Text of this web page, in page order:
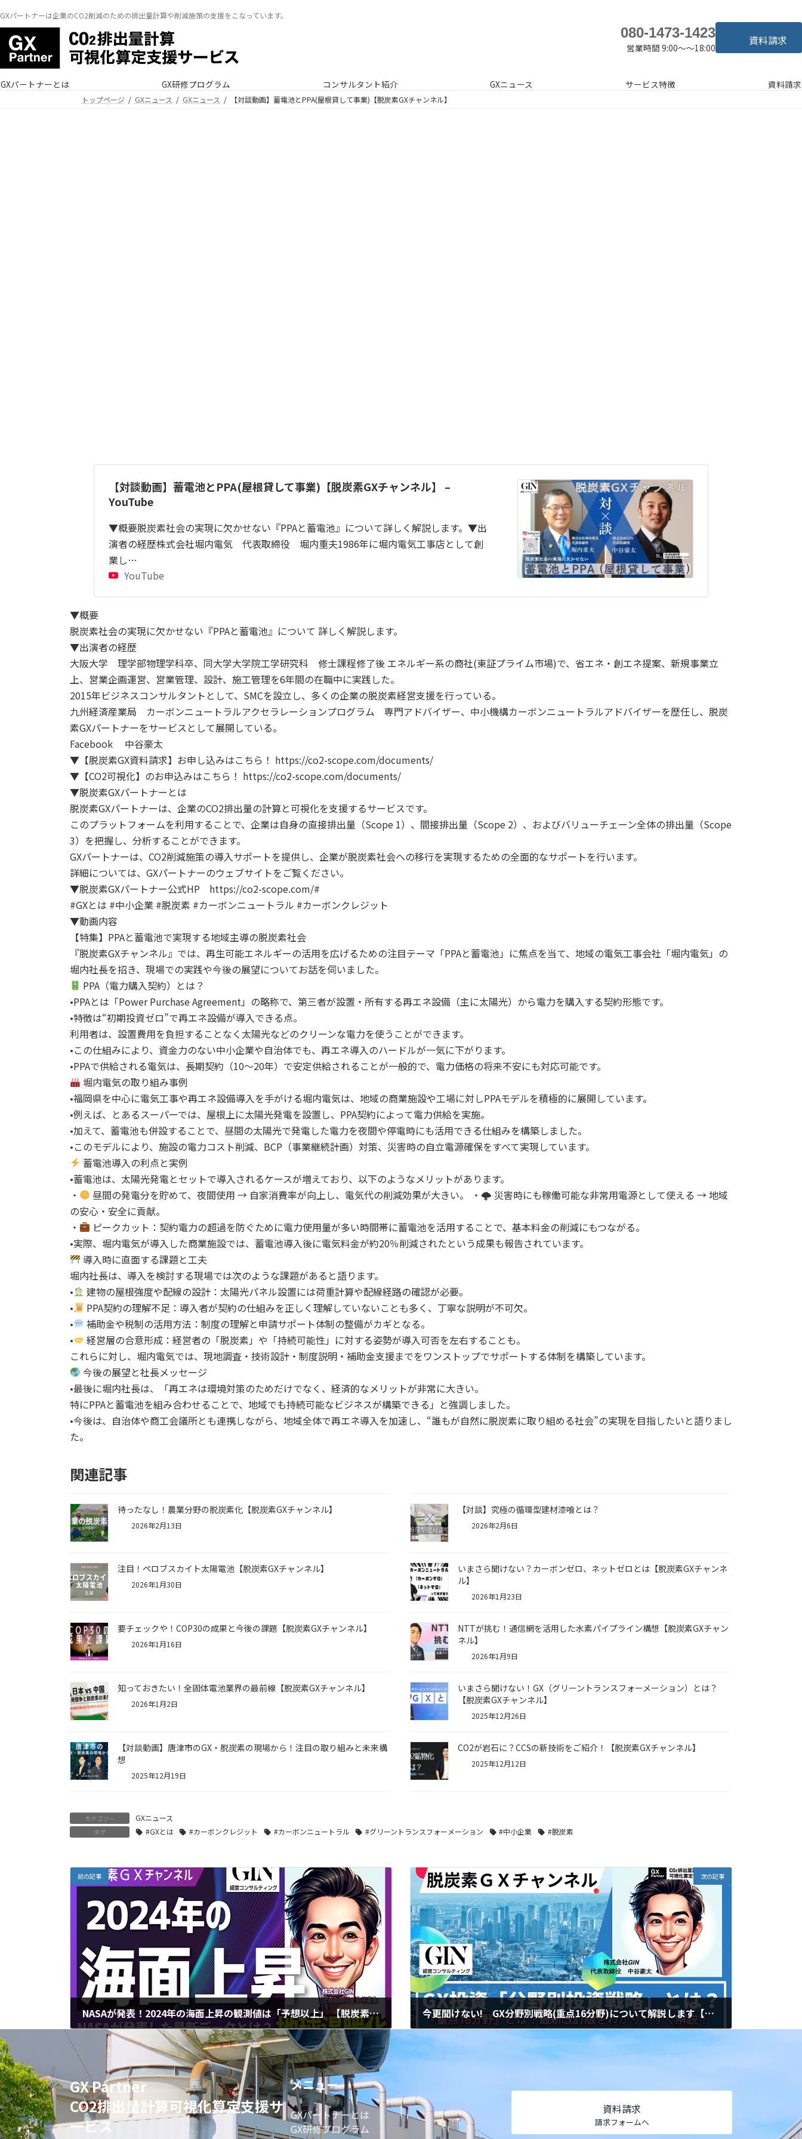
GXパートナーは企業のCO2削減のための排出量計算や削減施策の支援をこなっています。
080-1473-1423
営業時間 9:00～～18:00
資料請求
GXパートナーとは GX研修プログラム コンサルタント紹介 GXニュース サービス特徴 資料請求
トップページ GXニュース GXニュース 【対談動画】蓄電池とPPA(屋根貸して事業)【脱炭素GXチャンネル】
【対談動画】蓄電池とPPA(屋根貸して事業)【脱炭素GXチャンネル】 –
YouTube
▼概要脱炭素社会の実現に欠かせない『PPAと蓄電池』について詳しく解説します。▼出
演者の経歴株式会社堀内電気 代表取締役 堀内重夫1986年に堀内電気工事店として創
業し…
YouTube
▼概要
脱炭素社会の実現に欠かせない『PPAと蓄電池』について 詳しく解説します。
▼出演者の経歴
大阪大学 理学部物理学科卒、同大学大学院工学研究科 修士課程修了後 エネルギー系の商社(東証プライム市場)で、省エネ・創エネ提案、新規事業立
上、営業企画運営、営業管理、設計、施工管理を6年間の在職中に実践した。
2015年ビジネスコンサルタントとして、SMCを設立し、多くの企業の脱炭素経営支援を行っている。
九州経済産業局 カーボンニュートラルアクセラレーションプログラム 専門アドバイザー、中小機構カーボンニュートラルアドバイザーを歴任し、脱炭
素GXパートナーをサービスとして展開している。
Facebook 中谷豪太
▼【脱炭素GX資料請求】お申し込みはこちら！ https://co2-scope.com/documents/
▼【CO2可視化】のお申込みはこちら！ https://co2-scope.com/documents/
▼脱炭素GXパートナーとは
脱炭素GXパートナーは、企業のCO2排出量の計算と可視化を支援するサービスです。
このプラットフォームを利用することで、企業は自身の直接排出量（Scope 1）、間接排出量（Scope 2）、およびバリューチェーン全体の排出量（Scope
3）を把握し、分析することができます。
GXパートナーは、CO2削減施策の導入サポートを提供し、企業が脱炭素社会への移行を実現するための全面的なサポートを行います。
詳細については、GXパートナーのウェブサイトをご覧ください。
▼脱炭素GXパートナー公式HP https://co2-scope.com/#
#GXとは #中小企業 #脱炭素 #カーボンニュートラル #カーボンクレジット
▼動画内容
【特集】PPAと蓄電池で実現する地域主導の脱炭素社会
『脱炭素GXチャンネル』では、再生可能エネルギーの活用を広げるための注目テーマ「PPAと蓄電池」に焦点を当て、地域の電気工事会社「堀内電気」の
堀内社長を招き、現場での実践や今後の展望についてお話を伺いました。
PPA（電力購入契約）とは？
•PPAとは「Power Purchase Agreement」の略称で、第三者が設置・所有する再エネ設備（主に太陽光）から電力を購入する契約形態です。
•特徴は“初期投資ゼロ”で再エネ設備が導入できる点。
利用者は、設置費用を負担することなく太陽光などのクリーンな電力を使うことができます。
•この仕組みにより、資金力のない中小企業や自治体でも、再エネ導入のハードルが一気に下がります。
•PPAで供給される電気は、長期契約（10〜20年）で安定供給されることが一般的で、電力価格の将来不安にも対応可能です。
堀内電気の取り組み事例
•福岡県を中心に電気工事や再エネ設備導入を手がける堀内電気は、地域の商業施設や工場に対しPPAモデルを積極的に展開しています。
•例えば、とあるスーパーでは、屋根上に太陽光発電を設置し、PPA契約によって電力供給を実施。
•加えて、蓄電池も併設することで、昼間の太陽光で発電した電力を夜間や停電時にも活用できる仕組みを構築しました。
•このモデルにより、施設の電力コスト削減、BCP（事業継続計画）対策、災害時の自立電源確保をすべて実現しています。
蓄電池導入の利点と実例
•蓄電池は、太陽光発電とセットで導入されるケースが増えており、以下のようなメリットがあります。
・
昼間の発電分を貯めて、夜間使用 → 自家消費率が向上し、電気代の削減効果が大きい。 ・🌩 災害時にも稼働可能な非常用電源として使える → 地域
の安心・安全に貢献。
・
ピークカット：契約電力の超過を防ぐために電力使用量が多い時間帯に蓄電池を活用することで、基本料金の削減にもつながる。
•実際、堀内電気が導入した商業施設では、蓄電池導入後に電気料金が約20％削減されたという成果も報告されています。
導入時に直面する課題と工夫
堀内社長は、導入を検討する現場では次のような課題があると語ります。
•
建物の屋根強度や配線の設計：太陽光パネル設置には荷重計算や配線経路の確認が必要。
•
PPA契約の理解不足：導入者が契約の仕組みを正しく理解していないことも多く、丁寧な説明が不可欠。
•
補助金や税制の活用方法：制度の理解と申請サポート体制の整備がカギとなる。
•
経営層の合意形成：経営者の「脱炭素」や「持続可能性」に対する姿勢が導入可否を左右することも。
これらに対し、堀内電気では、現地調査・技術設計・制度説明・補助金支援までをワンストップでサポートする体制を構築しています。
今後の展望と社長メッセージ
•最後に堀内社長は、「再エネは環境対策のためだけでなく、経済的なメリットが非常に大きい。
特にPPAと蓄電池を組み合わせることで、地域でも持続可能なビジネスが構築できる」と強調しました。
•今後は、自治体や商工会議所とも連携しながら、地域全体で再エネ導入を加速し、“誰もが自然に脱炭素に取り組める社会”の実現を目指したいと語りまし
た。
関連記事
待ったなし！農業分野の脱炭素化【脱炭素GXチャンネル】
2026年2月13日
【対談】究極の循環型建材漆喰とは？
2026年2月6日
注目！ペロブスカイト太陽電池【脱炭素GXチャンネル】
2026年1月30日
いまさら聞けない？カーボンゼロ、ネットゼロとは【脱炭素GXチャンネ
ル】
2026年1月23日
要チェックや！COP30の成果と今後の課題【脱炭素GXチャンネル】
2026年1月16日
NTTが挑む！通信網を活用した水素パイプライン構想【脱炭素GXチャン
ネル】
2026年1月9日
知っておきたい！全固体電池業界の最前線【脱炭素GXチャンネル】
2026年1月2日
いまさら聞けない！GX（グリーントランスフォーメーション）とは？
【脱炭素GXチャンネル】
2025年12月26日
【対談動画】唐津市のGX・脱炭素の現場から！注目の取り組みと未来構
想
2025年12月19日
CO2が岩石に？CCSの新技術をご紹介！【脱炭素GXチャンネル】
2025年12月12日
カテゴリー GXニュース
タグ #GXとは #カーボンクレジット #カーボンニュートラル #グリーントランスフォーメーション #中小企業 #脱炭素
前の記事
NASAが発表！2024年の海面上昇の観測値は「予想以上」 【脱炭素GXチャンネル】
2025年4月18日
次の記事
今更聞けない! GX分野別戦略(重点16分野)について解説します【脱炭素GXチャンネル】
GX Partner
CO2排出量計算可視化算定支援サ
ービス
メニュー
GXパートナーとは
GX研修プログラム
資料請求
請求フォームへ